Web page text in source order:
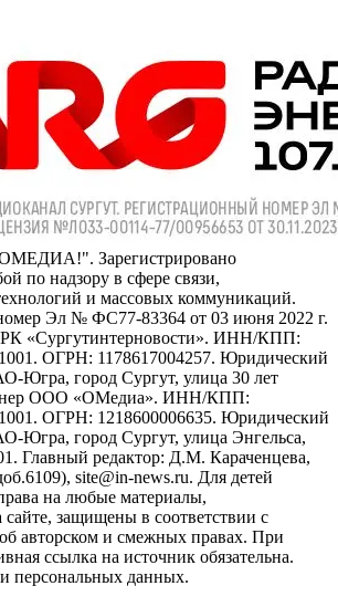
Зарегистрировано
по надзору в сфере связи,
и массовых коммуникаций.
Эл № ФС77-83364 от 03 июня 2022 г.
«Сургутинтерновости». ИНН/КПП:
ОГРН: 1178617004257. Юридический
Югра, город Сургут, улица 30 лет
ООО «ОМедиа». ИНН/КПП:
ОГРН: 1218600006635. Юридический
Югра, город Сургут, улица Энгельса,
Главный редактор: Д.М. Караченцева,
site@in-news.ru. Для детей
на любые материалы,
защищены в соответствии с
об авторском и смежных правах. При
ссылка на источник обязательна.
персональных данных.